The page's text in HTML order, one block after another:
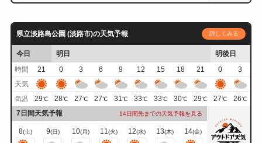
県立淡路島公園 (淡路市)の天気予報 詳しくみる
今日 明日
明後日
時間
21 0 3 6 9 12 15 18 21 0
3
天気
気温 29℃ 28℃ 27℃ 27℃ 31℃ 33℃ 33℃ 30℃ 29℃ 27℃ 26℃
7日間天気予報 14日間先までの天気予報を見る
8(土) 9(日) 10(月) 11(火) 12(水) 13(木) 14(金)